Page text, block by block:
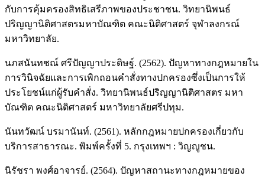
กับการคุ้มครองสิทธิเสรีภาพของประชาชน. วิทยานิพนธ์
ปริญญานิติศาสตรมหาบัณฑิต คณะนิติศาสตร์ จุฬาลงกรณ์
มหาวิทยาลัย.
นภสนันทชณ์ ศรีปัญญาประดิษฐ์. (2562). ปัญหาทางกฎหมายใน
การวินิจฉัยและการเพิกถอนคำสั่งทางปกครองซึ่งเป็นการให้
ประโยชน์แก่ผู้รับคำสั่ง. วิทยานิพนธ์ปริญญานิติศาสตร มหา
บัณฑิต คณะนิติศาสตร์ มหาวิทยาลัยศรีปทุม.
นันทวัฒน์ บรมานันท์. (2561). หลักกฎหมายปกครองเกี่ยวกับ
บริการสาธารณะ. พิมพ์ครั้งที่ 5. กรุงเทพฯ : วิญญูชน.
นิรัชรา พงศ์อาจารย์. (2564). ปัญหาสถานะทางกฎหมายของ